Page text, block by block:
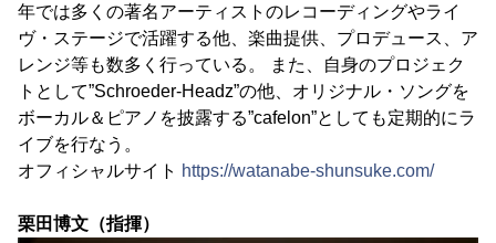
年では多くの著名アーティストのレコーディングやライ
ヴ・ステージで活躍する他、楽曲提供、プロデュース、ア
レンジ等も数多く行っている。 また、自身のプロジェク
トとして”Schroeder-Headz”の他、オリジナル・ソングを
ボーカル＆ピアノを披露する”cafelon”としても定期的にラ
イブを行なう。
オフィシャルサイト https://watanabe-shunsuke.com/
栗田博文（指揮）